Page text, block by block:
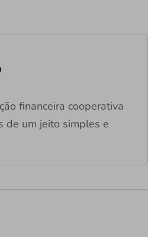
financeira cooperativa
de um jeito simples e